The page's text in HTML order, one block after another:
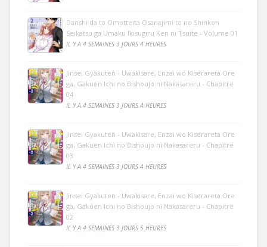
Danshi da to Omotteita Osanajimi to no Shinkon
Seikatsu ga Umaku Ikisugiru Ken ni Tsuite - Volume 01
IL Y A 4 SEMAINES 3 JOURS 4 HEURES
Jinsei Gyakuten - Uwakisare, Enzai wo Kiserareta Ore
ga, Gakuen Ichi no Bishoujo ni Nakasareru - Chapitre
04
IL Y A 4 SEMAINES 3 JOURS 4 HEURES
Jinsei Gyakuten - Uwakisare, Enzai wo Kiserareta Ore
ga, Gakuen Ichi no Bishoujo ni Nakasareru - Chapitre
03
IL Y A 4 SEMAINES 3 JOURS 4 HEURES
Jinsei Gyakuten - Uwakisare, Enzai wo Kiserareta Ore
ga, Gakuen Ichi no Bishoujo ni Nakasareru - Chapitre
02
IL Y A 4 SEMAINES 3 JOURS 5 HEURES